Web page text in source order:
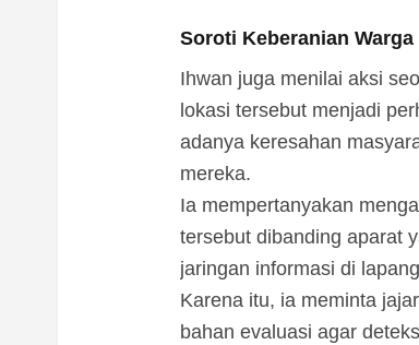
Soroti Keberanian Warga
Ihwan juga menilai aksi
lokasi tersebut menjadi
adanya keresahan
mereka.
Ia mempertanyakan
tersebut dibanding aparat
jaringan informasi di
Karena itu, ia meminta
bahan evaluasi agar